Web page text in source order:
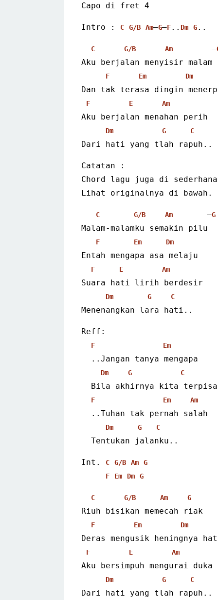
Capo di fret 4
Intro : C G/B Am–G–F.. Dm G..
C G/B Am
        –
Aku berjalan menyisir malam
F Em Dm
Dan tak terasa dingin
F E Am
Aku berjalan menahan perih
Dm G C
Dari hati yang tlah rapuh..
Catatan :
Chord lagu juga di
Lihat originalnya di bawah.
C G/B Am
       –
G
Malam-malamku semakin pilu
F Em Dm
Entah mengapa asa melaju
F E Am
Suara hati lirih berdesir
Dm G C
Menenangkan lara hati..
Reff:
F Em
  ..Jangan tanya mengapa
Dm G C
Bila akhirnya kita
F Em Am
  ..Tuhan tak pernah salah
Dm G C
  Tentukan jalanku..
Int. C G/B Am
G
F
Em Dm G
C G/B Am G
Riuh bisikan memecah riak
F Em Dm
Deras mengusik heningnya
F E Am
Aku bersimpuh mengurai duka
Dm G C
Dari hati yang tlah rapuh..